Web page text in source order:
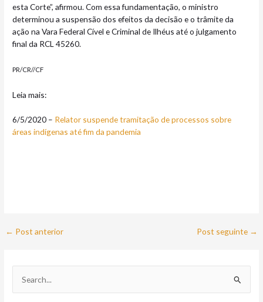
esta Corte”, afirmou. Com essa fundamentação, o ministro
determinou a suspensão dos efeitos da decisão e o trâmite da
ação na Vara Federal Cível e Criminal de Ilhéus até o julgamento
final da RCL 45260.
PR/CR//CF
Leia mais:
6/5/2020 – Relator suspende tramitação de processos sobre
áreas indígenas até fim da pandemia
← Post anterior Post seguinte →